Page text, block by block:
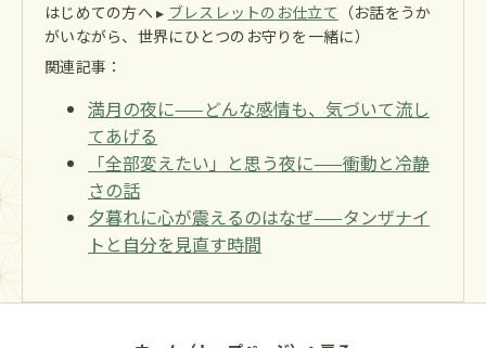
はじめての方へ ▸ ブレスレットのお仕立て （お話をうか
がいながら、世界にひとつのお守りを一緒に）
関連記事：
満月の夜に——どんな感情も、気づいて流し
てあげる
「全部変えたい」と思う夜に——衝動と冷静
さの話
夕暮れに心が震えるのはなぜ——タンザナイ
トと自分を見直す時間